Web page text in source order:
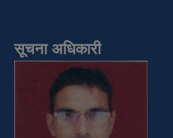
सूचना अधिकारी